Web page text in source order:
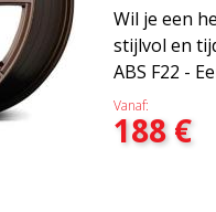
Wil je een
stijlvol en
ABS F22 -
de ABS
Een groot
velg is de
Vanaf:
188€